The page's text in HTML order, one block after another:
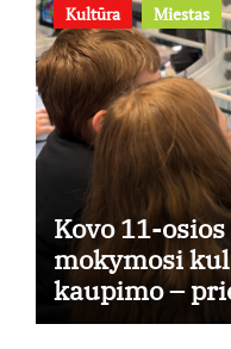
Kultūra Miestas
Kovo 11-
mokymosi
kaupimo –
taikymo